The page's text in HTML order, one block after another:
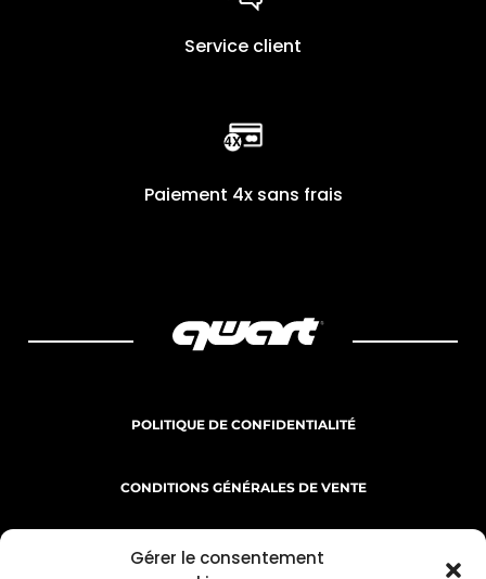
Gérer le consentement
Service client
Paiement 4x sans frais
POLITIQUE DE CONFIDENTIALITÉ
CONDITIONS GÉNÉRALES DE VENTE
MENTIONS LÉGALES